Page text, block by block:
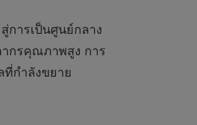
การเป็นศูนย์กลาง
กรคุณภาพสูง การ
ที่กำลังขยาย